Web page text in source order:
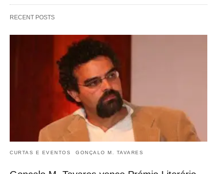
RECENT POSTS
CURTAS E EVENTOS GONÇALO M. TAVARES